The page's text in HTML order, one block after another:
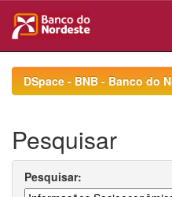
navigationDSpace - BNB - Banco do
Pesquisar
Pesquisar: